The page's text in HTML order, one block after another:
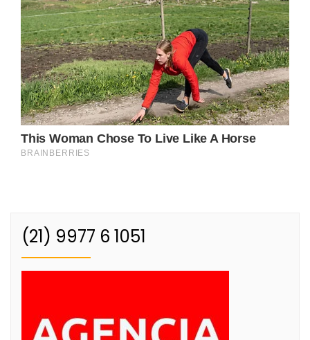
(21) 9977 6 1051